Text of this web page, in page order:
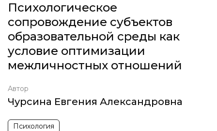
Психологическое
сопровождение субъектов
образовательной среды как
условие оптимизации
межличностных отношений
Автор
Чурсина Евгения Александровна
Психология